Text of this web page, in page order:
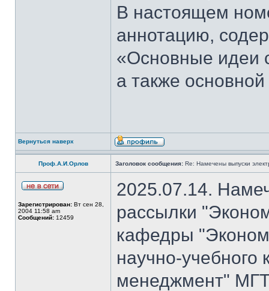
В настоящем
аннотацию,
«Основные идеи
а также
Вернуться наверх
Проф.А.И.Орлов Заголовок сообщения: Re: Намечены выпуски
Зарегистрирован: Вт сен 28,
2004 11:58 am
Сообщений: 12459
2025.07.14.
рассылки
кафедры
научно-
менеджмент"